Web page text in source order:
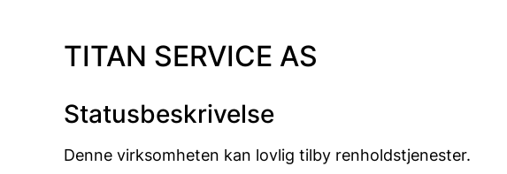
TITAN SERVICE AS
Statusbeskrivelse
Denne virksomheten kan lovlig tilby renholdstjenester.